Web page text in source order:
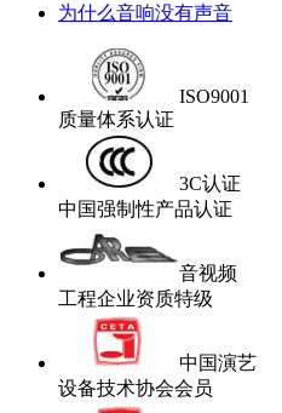
为什么音响没有声音
ISO9001
质量体系认证
3C认证
中国强制性产品认证
音视频
工程企业资质特级
中国演艺
设备技术协会会员